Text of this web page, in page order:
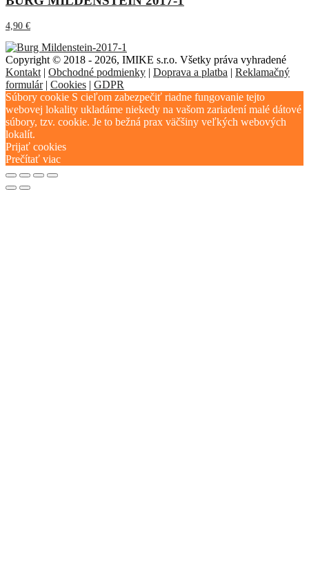
4,90 €
Copyright © 2018 - 2026, IMIKE s.r.o. Všetky práva vyhradené
Kontakt| Obchodné podmienky | Doprava a platba | Reklamačný
formulár| Cookies | GDPR
Súbory cookie S cieľom zabezpečiť riadne fungovanie tejto
webovej lokality ukladáme niekedy na vašom zariadení malé dátové
súbory, tzv. cookie. Je to bežná prax väčšiny veľkých webových
lokalít.
Prijať cookies
Prečítať viac